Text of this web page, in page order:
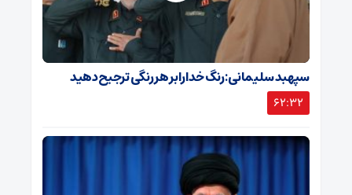
سپهبد سلیمانی: رنگ خدا را بر هر رنگی ترجیح دهید
62:32